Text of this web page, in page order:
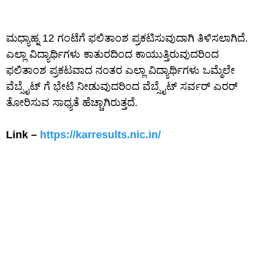
ಮಧ್ಯಾಹ್ನ 12 ಗಂಟೆಗೆ ಫಲಿತಾಂಶ ಪ್ರಕಟಿಸುವುದಾಗಿ ತಿಳಿಸಲಾಗಿದೆ.
ಎಲ್ಲಾ ವಿದ್ಯಾರ್ಥಿಗಳು ಕಾತುರದಿಂದ ಕಾಯುತ್ತಿರುವುದರಿಂದ
ಫಲಿತಾಂಶ ಪ್ರಕಟವಾದ ನಂತರ ಎಲ್ಲಾ ವಿದ್ಯಾರ್ಥಿಗಳು ಒಮ್ಮೆಲೇ
ವೆಬ್ಸೈಟ್ ಗೆ ಭೇಟಿ ನೀಡುವುದರಿಂದ ವೆಬ್ಸೈಟ್ ಸರ್ವರ್ ಎರರ್
ತೋರಿಸುವ ಸಾಧ್ಯತೆ ಹೆಚ್ಚಾಗಿರುತ್ತದೆ.
Link – https://karresults.nic.in/